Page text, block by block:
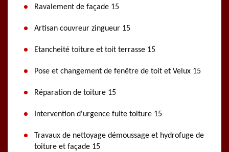
Ravalement de façade 15
Artisan couvreur zingueur 15
Etancheité toiture et toit terrasse 15
Pose et changement de fenêtre de toit et Velux 15
Réparation de toiture 15
Intervention d'urgence fuite toiture 15
Travaux de nettoyage démoussage et hydrofuge de
toiture et façade 15